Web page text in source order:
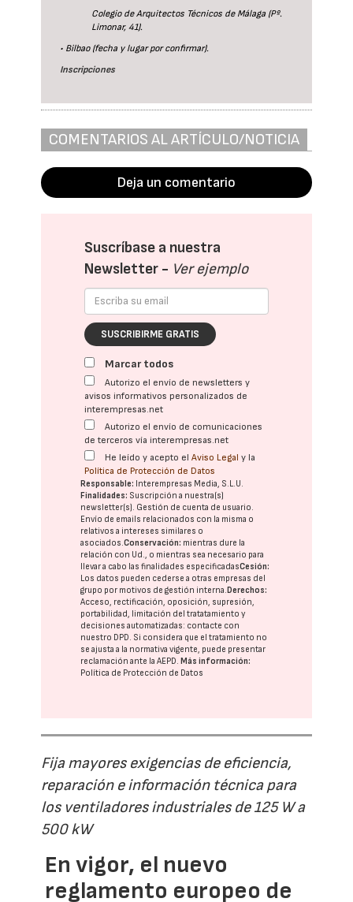
Colegio de Arquitectos Técnicos de Málaga (Pº.
Limonar, 41).
• Bilbao (fecha y lugar por confirmar).
Inscripciones
COMENTARIOS AL ARTÍCULO/NOTICIA
Deja un comentario
Suscríbase a nuestra
Newsletter - Ver ejemplo
SUSCRIBIRME GRATIS
Marcar todos
Autorizo el envío de newsletters y
avisos informativos personalizados de
interempresas.net
Autorizo el envío de comunicaciones
de terceros vía interempresas.net
He leído y acepto elAviso Legal y la
Política de Protección de Datos
Responsable: Interempresas Media, S.L.U.
Finalidades: Suscripción a nuestra(s)
newsletter(s). Gestión de cuenta de usuario.
Envío de emails relacionados con la misma o
relativos a intereses similares o
asociados.Conservación: mientras dure la
relación con Ud., o mientras sea necesario para
llevar a cabo las finalidades especificadasCesión:
Los datos pueden cederse a otras empresas del
grupo por motivos de gestión interna.Derechos:
Acceso, rectificación, oposición, supresión,
portabilidad, limitación del tratatamiento y
decisiones automatizadas: contacte con
nuestro DPD. Si considera que el tratamiento no
se ajusta a la normativa vigente, puede presentar
reclamación ante laAEPD.Más información:
Política de Protección de Datos
Fija mayores exigencias de eficiencia,
reparación e información técnica para
los ventiladores industriales de 125 W a
500 kW
En vigor, el nuevo
reglamento europeo de